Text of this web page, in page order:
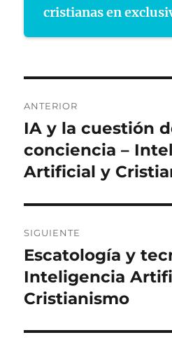
cristianas en
de
entradas
ANTERIOR
Entrada
anterior:
IA y la cuestión
conciencia –
Artificial y
SIGUIENTE
Entrada
siguiente:
Escatología y
Inteligencia
Cristianismo